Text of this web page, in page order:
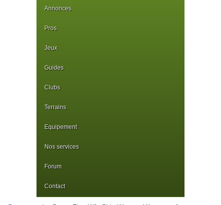
Annonces
Pros
Jeux
Guides
Clubs
Terrains
Equipement
Nos services
Forum
Contact